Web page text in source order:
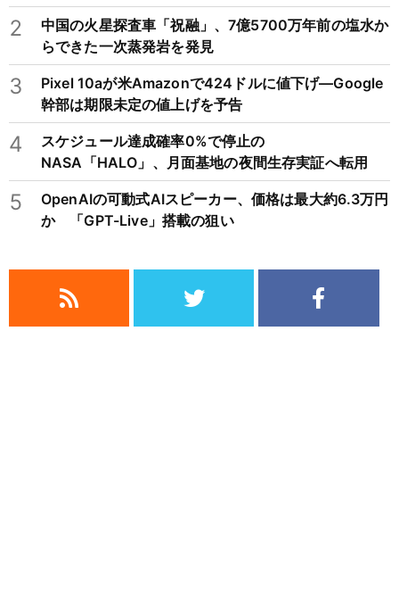
2
中国の火星探査車「祝融」、7億5700万年前の塩水か
らできた一次蒸発岩を発見
3
Pixel 10aが米Amazonで424ドルに値下げ―Google
幹部は期限未定の値上げを予告
4
スケジュール達成確率0%で停止の
NASA「HALO」、月面基地の夜間生存実証へ転用
5
OpenAIの可動式AIスピーカー、価格は最大約6.3万円
か 「GPT-Live」搭載の狙い